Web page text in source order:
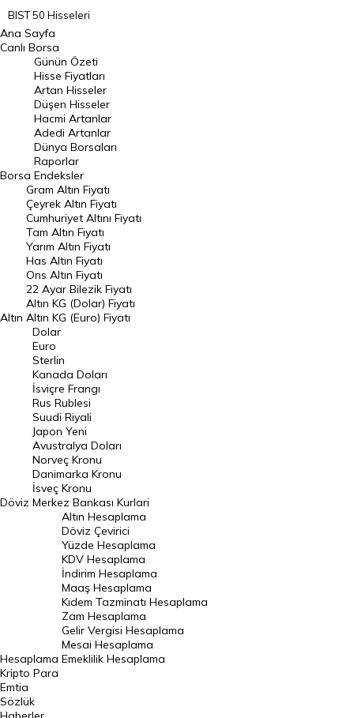
BIST 50 Hisseleri
BIST 100 Hisseleri
En Çok Artan Hisseler
En Çok Düşen Hisseler
Hacmi Artanlar
Geçmiş Kapanışlar
Dünya Borsaları
Raporlar
Endeksler
DÖVİZ
Döviz Kuru
Dolar Kuru
Euro Kuru
Pound Kuru
Frank Kuru
Riyal Kuru
Avustralya Doları
Danimarka Kronu Kuru
Kanada Doları Kuru
Norveç Kronu Kuru
İsveç Kronu Kuru
Japon Yeni Kuru
Serbest Piyasa Döviz Kurları
Merkez Bankası Döviz Kurları
Altın Fiyatları
Gram Altın Fiyatı
Çeyrek Altın Fiyatı
Ana Sayfa
Canlı Borsa
Borsa
Günün Özeti
Hisse Fiyatları
Artan Hisseler
Düşen Hisseler
Hacmi Artanlar
Adedi Artanlar
Dünya Borsaları
Raporlar
Endeksler
Altın
Gram Altın Fiyatı
Çeyrek Altın Fiyatı
Cumhuriyet Altını Fiyatı
Tam Altın Fiyatı
Yarım Altın Fiyatı
Has Altın Fiyatı
Ons Altın Fiyatı
22 Ayar Bilezik Fiyatı
Altın KG (Dolar) Fiyatı
Altın KG (Euro) Fiyatı
Döviz
Dolar
Euro
Sterlin
Kanada Doları
İsviçre Frangı
Rus Rublesi
Suudi Riyali
Japon Yeni
Avustralya Doları
Norveç Kronu
Danimarka Kronu
İsveç Kronu
Merkez Bankası Kurlari
Hesaplama
Altın Hesaplama
Döviz Çevirici
Yüzde Hesaplama
KDV Hesaplama
İndirim Hesaplama
Maaş Hesaplama
Kıdem Tazminatı Hesaplama
Zam Hesaplama
Gelir Vergisi Hesaplama
Mesai Hesaplama
Emeklilik Hesaplama
Kripto Para
Emtia
Sözlük